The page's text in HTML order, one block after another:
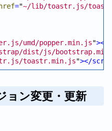
href="~/lib/toastr.js/
umd/popper.min.js"></
dist/js/
toastr.min.js"></
ョン変更・更新